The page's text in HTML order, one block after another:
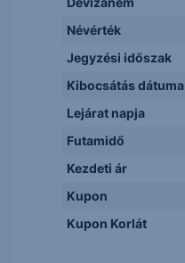
Névérték
Jegyzési időszak
Kibocsátás dátuma
Lejárat napja
Futamidő
Kezdeti ár
Kupon
Kupon Korlát